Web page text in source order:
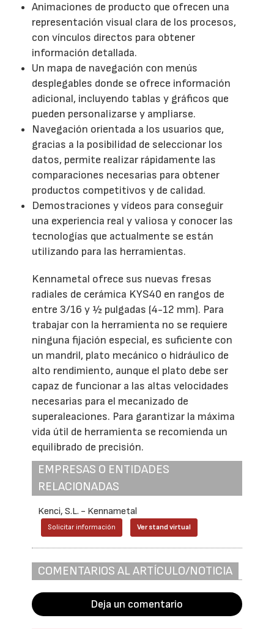
Animaciones de producto que ofrecen una
representación visual clara de los procesos,
con vínculos directos para obtener
información detallada.
Un mapa de navegación con menús
desplegables donde se ofrece información
adicional, incluyendo tablas y gráficos que
pueden personalizarse y ampliarse.
Navegación orientada a los usuarios que,
gracias a la posibilidad de seleccionar los
datos, permite realizar rápidamente las
comparaciones necesarias para obtener
productos competitivos y de calidad.
Demostraciones y vídeos para conseguir
una experiencia real y valiosa y conocer las
tecnologías que actualmente se están
utilizando para las herramientas.
Kennametal ofrece sus nuevas fresas
radiales de cerámica KYS40 en rangos de
entre 3/16 y ½ pulgadas (4-12 mm). Para
trabajar con la herramienta no se requiere
ninguna fijación especial, es suficiente con
un mandril, plato mecánico o hidráulico de
alto rendimiento, aunque el plato debe ser
capaz de funcionar a las altas velocidades
necesarias para el mecanizado de
superaleaciones. Para garantizar la máxima
vida útil de herramienta se recomienda un
equilibrado de precisión.
EMPRESAS O ENTIDADES
RELACIONADAS
Kenci, S.L. - Kennametal
Solicitar información Ver stand virtual
COMENTARIOS AL ARTÍCULO/NOTICIA
Deja un comentario